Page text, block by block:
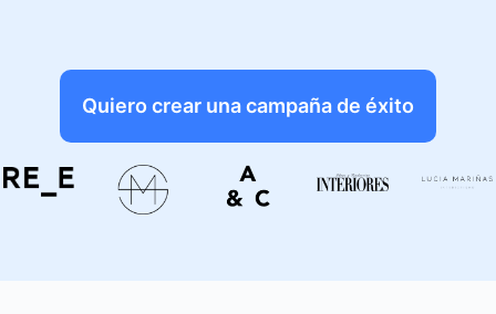
Quiero crear una campaña de éxito